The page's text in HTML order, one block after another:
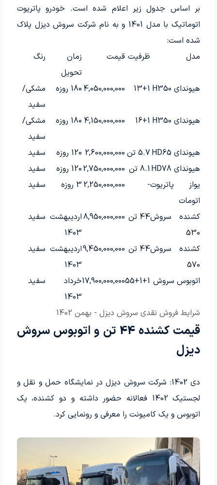
بر اساس جدول زیر اعلام شده است. خودرو پاتریوت
اتوماتیک با مدل 1401 و به نام شرکت سروش دیزل پلاک
شده است:
شرایط فروش نقدی سروش دیزل - بهمن 1402
مدل ظرفیت قیمت
زمان
تحویل
رنگ
هیوندای H350 13+1
4,050,000,000 180 روزه
مشکی/
سفید
هیوندای H350
16+1
4,150,000,000 180 روزه
مشکی/
سفید
هیوندای HD65
5.7 تن 2,600,000,000 120 روزه
سفید
هیوندای HD78
8.1 تن 2,750,000,000120 روزه
سفید
یواز پاتریوت
اتومات
-
2,250,000,000 3 روزه سفید
کشنده سروش
530
44 تن 8,950,000,000اردیبهشت
1403
سفید
کشنده سروش
570
44 تن 9,450,000,000اردیبهشت
1403
سفید
اتوبوس سروش 55+1+1
17,900,000,000خرداد
1403
سفید
قیمت کشنده 44 تن و اتوبوس سروش
دیزل
دی 1402: شرکت سروش دیزل در نمایشگاه حمل و نقل و
لجستیک 1402 فعالانه حضور داشته و دو کشنده، یک
اتوبوس و یک کامیونت را معرفی و رونمایی کرد.